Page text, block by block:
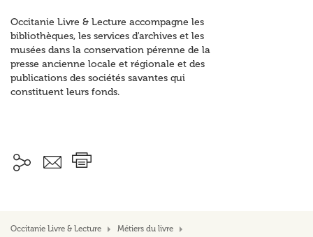
Occitanie Livre & Lecture accompagne les
bibliothèques, les services d'archives et les
musées dans la conservation pérenne de la
presse ancienne locale et régionale et des
publications des sociétés savantes qui
constituent leurs fonds.
Occitanie Livre & Lecture
Métiers du livre